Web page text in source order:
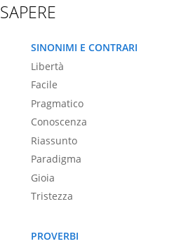
SAPERE
SINONIMI E CONTRARI
Libertà
Facile
Pragmatico
Conoscenza
Riassunto
Paradigma
Gioia
Tristezza
PROVERBI